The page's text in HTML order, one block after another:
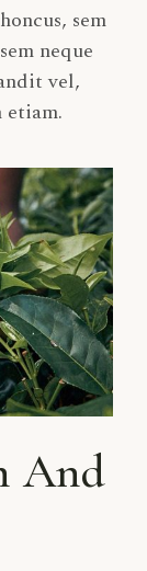
sem
neque
vel,
And